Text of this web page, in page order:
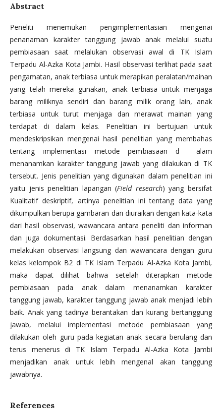
Abstract
Peneliti menemukan pengimplementasian mengenai
penanaman karakter tanggung jawab anak melalui suatu
pembiasaan saat melalukan observasi awal di TK Islam
Terpadu Al-Azka Kota Jambi. Hasil observasi terlihat pada saat
pengamatan, anak terbiasa untuk merapikan peralatan/mainan
yang telah mereka gunakan, anak terbiasa untuk menjaga
barang miliknya sendiri dan barang milik orang lain, anak
terbiasa untuk turut menjaga dan merawat mainan yang
terdapat di dalam kelas. Penelitian ini bertujuan untuk
mendeskripsikan mengenai hasil penelitian yang membahas
tentang implementasi metode pembiasaan d alam
menanamkan karakter tanggung jawab yang dilakukan di TK
tersebut. Jenis penelitian yang digunakan dalam penelitian ini
yaitu jenis penelitian lapangan (Field research) yang bersifat
Kualitatif deskriptif, artinya penelitian ini tentang data yang
dikumpulkan berupa gambaran dan diuraikan dengan kata-kata
dari hasil observasi, wawancara antara peneliti dan informan
dan juga dokumentasi. Berdasarkan hasil penelitian dengan
melakukan observasi langsung dan wawancara dengan guru
kelas kelompok B2 di TK Islam Terpadu Al-Azka Kota Jambi,
maka dapat dilihat bahwa setelah diterapkan metode
pembiasaan pada anak dalam menanamkan karakter
tanggung jawab, karakter tanggung jawab anak menjadi lebih
baik. Anak yang tadinya berantakan dan kurang bertanggung
jawab, melalui implementasi metode pembiasaan yang
dilakukan oleh guru pada kegiatan anak secara berulang dan
terus menerus di TK Islam Terpadu Al-Azka Kota Jambi
menjadikan anak untuk lebih mengenal akan tanggung
jawabnya.
References